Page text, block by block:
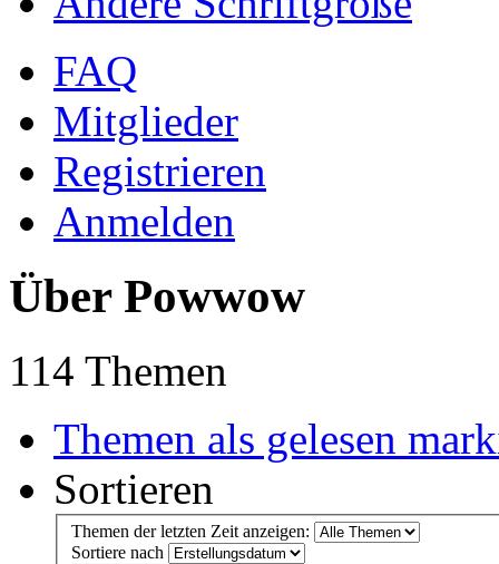
FAQ
Mitglieder
Registrieren
Anmelden
Über Powwow
114 Themen
Themen als gelesen
Sortieren
Themen der letzten Zeit anzeigen:
Sortiere nach